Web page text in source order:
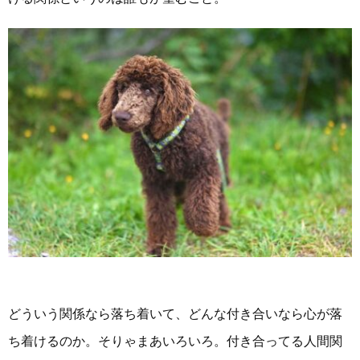
どういう関係なら落ち着いて、どんな付き合いなら心が落
ち着けるのか。そりゃまあいろいろ。付き合ってる人間関